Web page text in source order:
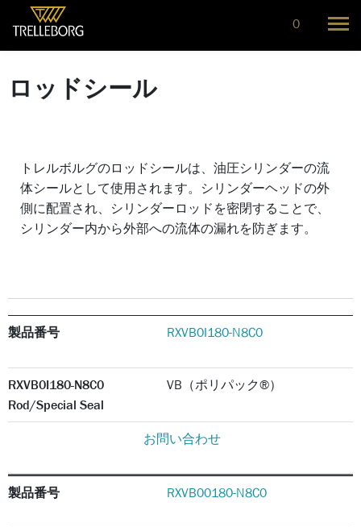
0
ロッドシール
トレルボルグのロッドシールは、油圧シリンダーの流
体シールとして使用されます。シリンダーヘッドの外
側に配置され、シリンダーロッドを密閉することで、
シリンダー内から外部への流体の漏れを防ぎます。
製品番号 RXVB0I180-N8C0
RXVB0I180-N8C0
Rod/Special Seal
VB（ポリパック®）
お問い合わせ
製品番号 RXVB00180-N8C0